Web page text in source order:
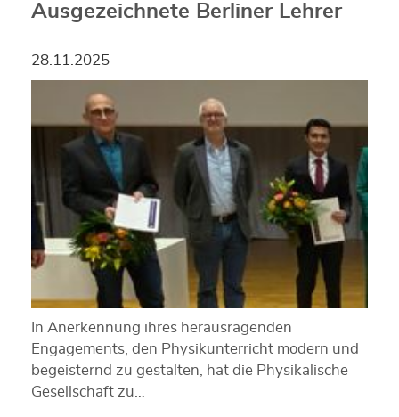
Ausgezeichnete Berliner Lehrer
28.11.2025
In Anerkennung ihres herausragenden
Engagements, den Physikunterricht modern und
begeisternd zu gestalten, hat die Physikalische
Gesellschaft zu…